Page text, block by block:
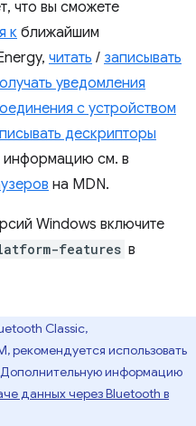
что вы сможете
к ближайшим
читать / записывать
уведомления
с устройством
дескрипторы
информацию см. в
на MDN.
Windows включите
features в
Classic,
рекомендуется использовать
Дополнительную информацию
данных через Bluetooth в